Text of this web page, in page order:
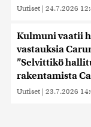
Uutiset | 24.7.2026
Kulmuni vaatii
vastauksia
”Selvittikö
rakentamista
Uutiset | 23.7.2026